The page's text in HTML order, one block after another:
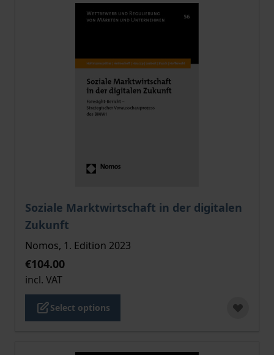
Soziale Marktwirtschaft in der digitalen
Zukunft
The price depends on the options chosen on the
Nomos, 1. Edition 2023
€104.00
incl. VAT
Select options